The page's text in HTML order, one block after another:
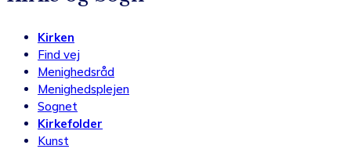
Kirken
Find vej
Menighedsråd
Menighedsplejen
Sognet
Kirkefolder
Kunst